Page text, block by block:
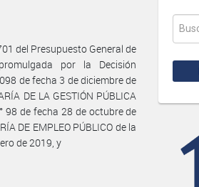
del Presupuesto General de
por la Decisión
de fecha 3 de diciembre de
DE LA GESTIÓN PÚBLICA
98 de fecha 28 de octubre de
DE EMPLEO PÚBLICO de la
de 2019, y